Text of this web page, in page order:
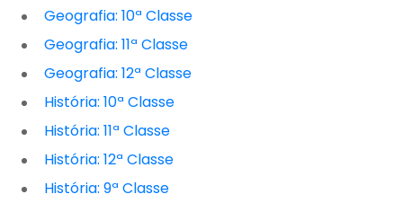
Geografia: 10ª Classe
Geografia: 11ª Classe
Geografia: 12ª Classe
História: 10ª Classe
História: 11ª Classe
História: 12ª Classe
História: 9ª Classe